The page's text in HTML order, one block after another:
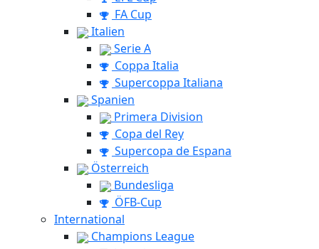
FA Cup
Italien
Serie A
Coppa Italia
Supercoppa Italiana
Spanien
Primera Division
Copa del Rey
Supercopa de Espana
Österreich
Bundesliga
ÖFB-Cup
International
Champions League